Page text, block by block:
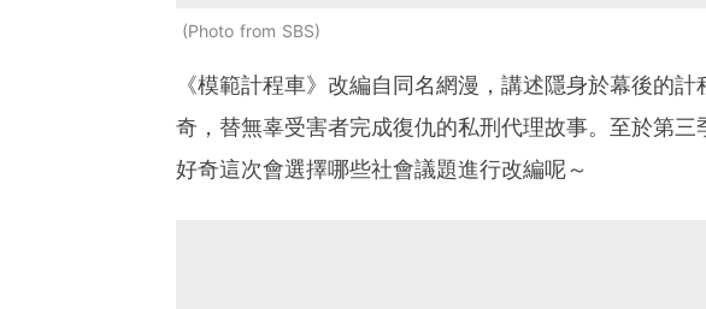
Photo from SBS
《模範計程車》改編自同名網漫，講述隱身於幕後的
奇，替無辜受害者完成復仇的私刑代理故事。至於第三
好奇這次會選擇哪些社會議題進行改編呢～